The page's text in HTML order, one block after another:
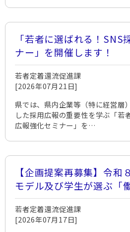
「若者に選ばれる！SNS
ナー」を開催します！
若者定着還流促進課
[2026年07月21日]
県では、県内企業等（特に経営層
した採用広報の重要性を学ぶ「若
広報強化セミナー」を…
【企画提案再募集】令和
モデル及び学生が選ぶ「
業」の情報発信業務に係
します
若者定着還流促進課
[2026年07月17日]